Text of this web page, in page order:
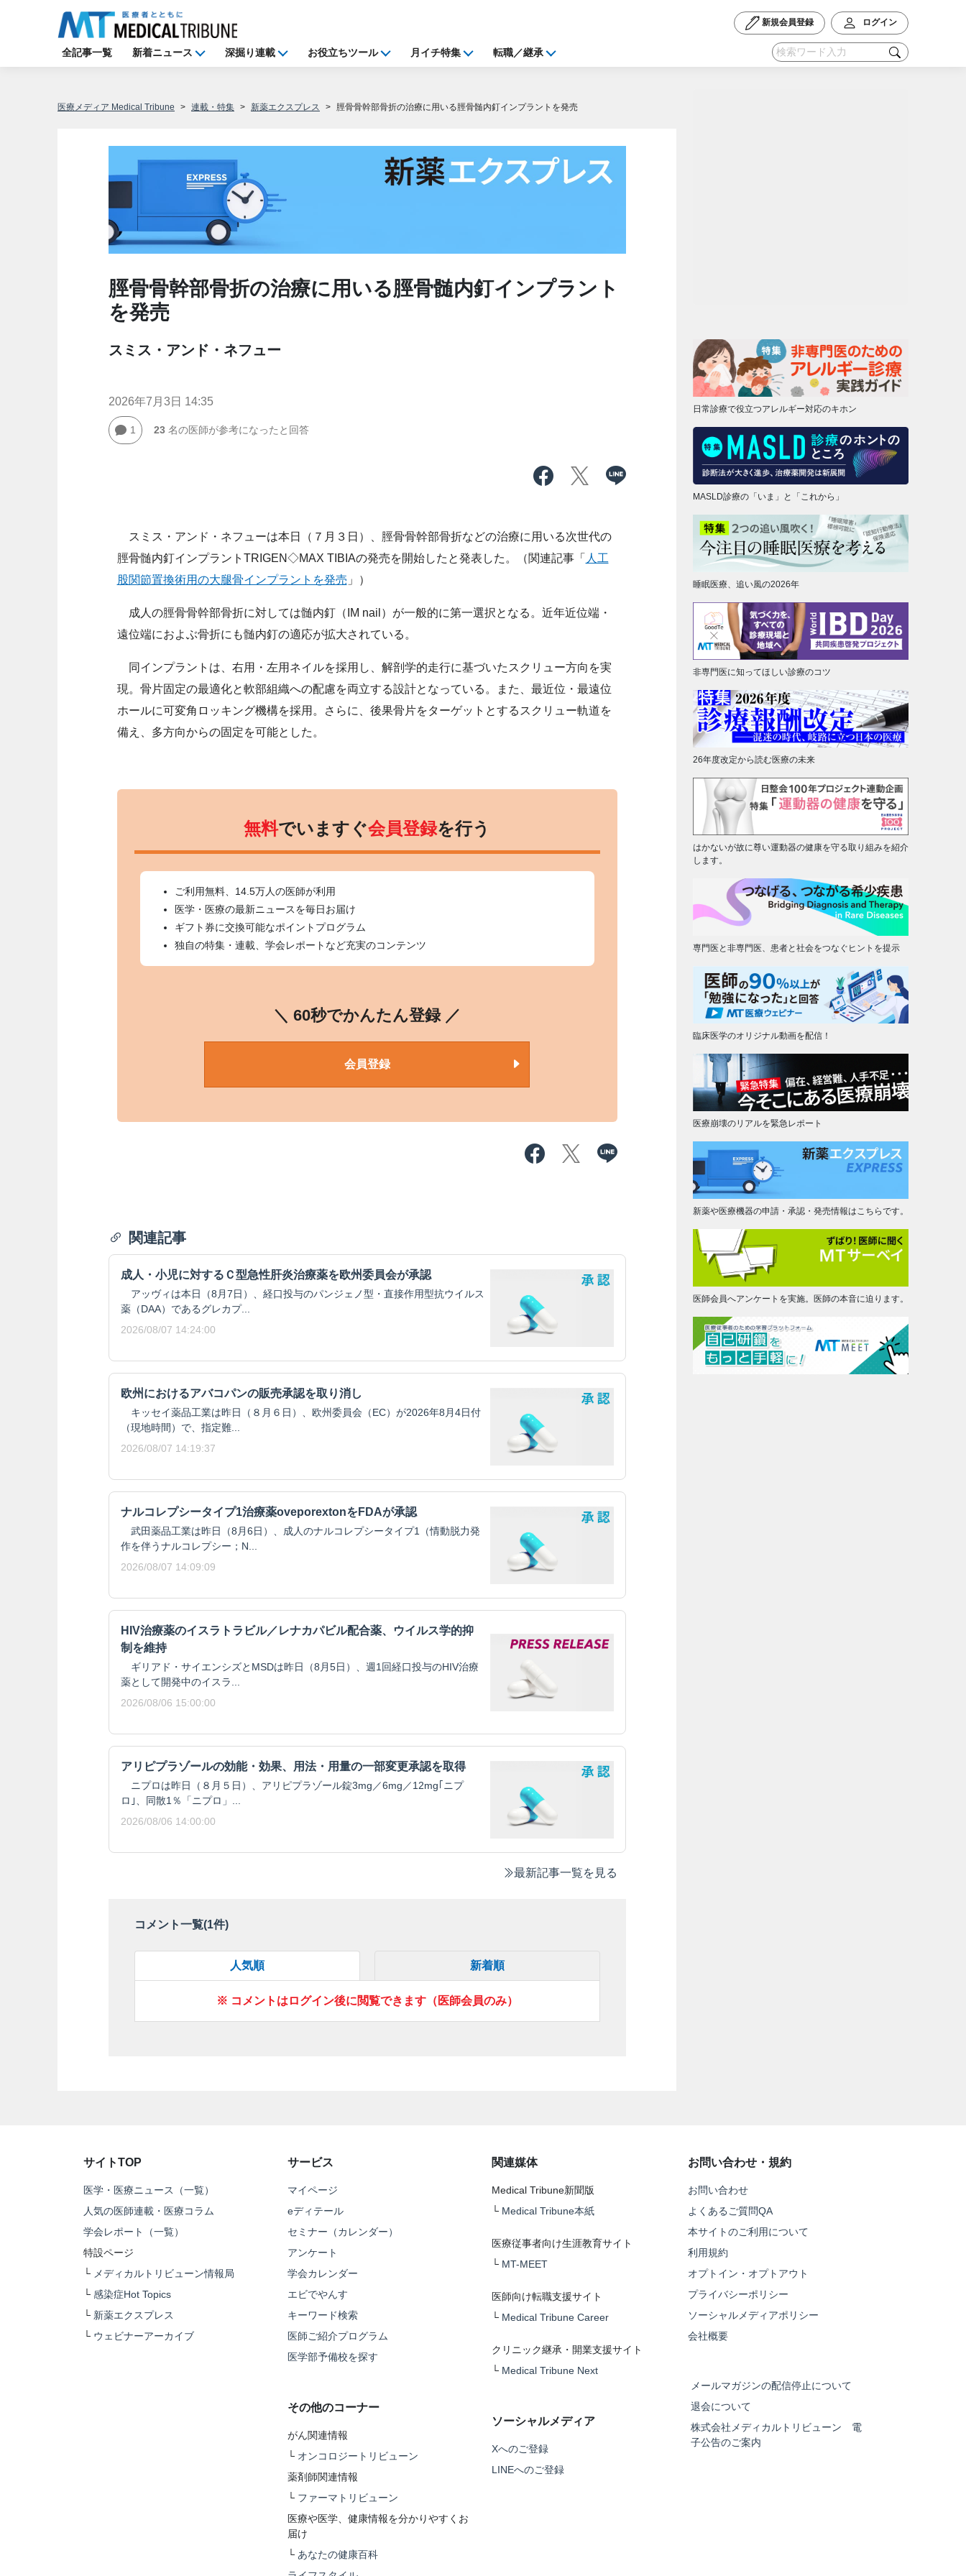
新規会員登録 ログイン
全記事一覧 新着ニュース 深掘り連載 お役立ちツール 月イチ特集 転職／継承
医療メディア Medical Tribune 連載・特集 新薬エクスプレス 脛骨骨幹部骨折の治療に用いる脛骨髄内釘インプラントを発売
脛骨骨幹部骨折の治療に用いる脛骨髄内釘インプラント
を発売
スミス・アンド・ネフュー
2026年7月3日 14:35
1 23名の医師が参考になったと回答
スミス・アンド・ネフューは本日（７月３日）、脛骨骨幹部骨折などの治療に用いる次世代の
脛骨髄内釘インプラントTRIGEN◇MAX TIBIAの発売を開始したと発表した。（関連記事「 人工
股関節置換術用の大腿骨インプラントを発売 」）
成人の脛骨骨幹部骨折に対しては髄内釘（IM nail）が一般的に第一選択となる。近年近位端・
遠位端におよぶ骨折にも髄内釘の適応が拡大されている。
同インプラントは、右用・左用ネイルを採用し、解剖学的走行に基づいたスクリュー方向を実
現。骨片固定の最適化と軟部組織への配慮を両立する設計となっている。また、最近位・最遠位
ホールに可変角ロッキング機構を採用。さらに、後果骨片をターゲットとするスクリュー軌道を
備え、多方向からの固定を可能とした。
無料でいますぐ会員登録を行う
ご利用無料、14.5万人の医師が利用
医学・医療の最新ニュースを毎日お届け
ギフト券に交換可能なポイントプログラム
独自の特集・連載、学会レポートなど充実のコンテンツ
＼ 60秒でかんたん登録 ／
会員登録
関連記事
成人・小児に対するＣ型急性肝炎治療薬を欧州委員会が承認
アッヴィは本日（8月7日）、経口投与のパンジェノ型・直接作用型抗ウイルス
薬（DAA）であるグレカプ...
2026/08/07 14:24:00
欧州におけるアバコパンの販売承認を取り消し
キッセイ薬品工業は昨日（８月６日）、欧州委員会（EC）が2026年8月4日付
（現地時間）で、指定難...
2026/08/07 14:19:37
ナルコレプシータイプ1治療薬oveporextonをFDAが承認
武田薬品工業は昨日（8月6日）、成人のナルコレプシータイプ1（情動脱力発
作を伴うナルコレプシー；N...
2026/08/07 14:09:09
HIV治療薬のイスラトラビル／レナカパビル配合薬、ウイルス学的抑
制を維持
ギリアド・サイエンシズとMSDは昨日（8月5日）、週1回経口投与のHIV治療
薬として開発中のイスラ...
2026/08/06 15:00:00
アリピプラゾールの効能・効果、用法・用量の一部変更承認を取得
ニプロは昨日（８月５日）、アリピプラゾール錠3mg／6mg／12mg｢ニプ
ロ｣、同散1％「ニプロ」...
2026/08/06 14:00:00
最新記事一覧を見る
コメント一覧(1件)
人気順 新着順
※ コメントはログイン後に閲覧できます（医師会員のみ）
日常診療で役立つアレルギー対応のキホン
MASLD診療の「いま」と「これから」
睡眠医療、追い風の2026年
非専門医に知ってほしい診療のコツ
26年度改定から読む医療の未来
はかないが故に尊い運動器の健康を守る取り組みを紹介
します。
専門医と非専門医、患者と社会をつなぐヒントを提示
臨床医学のオリジナル動画を配信！
医療崩壊のリアルを緊急レポート
新薬や医療機器の申請・承認・発売情報はこちらです。
医師会員へアンケートを実施。医師の本音に迫ります。
サイトTOP
医学・医療ニュース（一覧）
人気の医師連載・医療コラム
学会レポート（一覧）
特設ページ
└ メディカルトリビューン情報局
└ 感染症Hot Topics
└ 新薬エクスプレス
└ ウェビナーアーカイブ
サービス
マイページ
eディテール
セミナー（カレンダー）
アンケート
学会カレンダー
エビでやんす
キーワード検索
医師ご紹介プログラム
医学部予備校を探す
その他のコーナー
がん関連情報
└ オンコロジートリビューン
薬剤師関連情報
└ ファーマトリビューン
医療や医学、健康情報を分かりやすくお
届け
└ あなたの健康百科
関連媒体
Medical Tribune新聞版
└ Medical Tribune本紙
医療従事者向け生涯教育サイト
└ MT-MEET
医師向け転職支援サイト
└ Medical Tribune Career
クリニック継承・開業支援サイト
└ Medical Tribune Next
ソーシャルメディア
Xへのご登録
LINEへのご登録
お問い合わせ・規約
お問い合わせ
よくあるご質問QA
本サイトのご利用について
利用規約
オプトイン・オプトアウト
プライバシーポリシー
ソーシャルメディアポリシー
会社概要
メールマガジンの配信停止について
退会について
株式会社メディカルトリビューン 電
子公告のご案内